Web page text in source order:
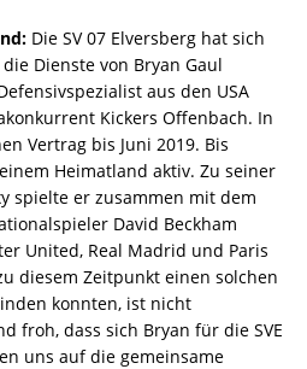
Die SV 07 Elversberg hat sich
Dienste von Bryan Gaul
aus den USA
Kickers Offenbach. In
Vertrag bis Juni 2019. Bis
Heimatland aktiv. Zu seiner
spielte er zusammen mit dem
David Beckham
United, Real Madrid und Paris
diesem Zeitpunkt einen solchen
konnten, ist nicht
froh, dass sich Bryan für die SVE
uns auf die gemeinsame